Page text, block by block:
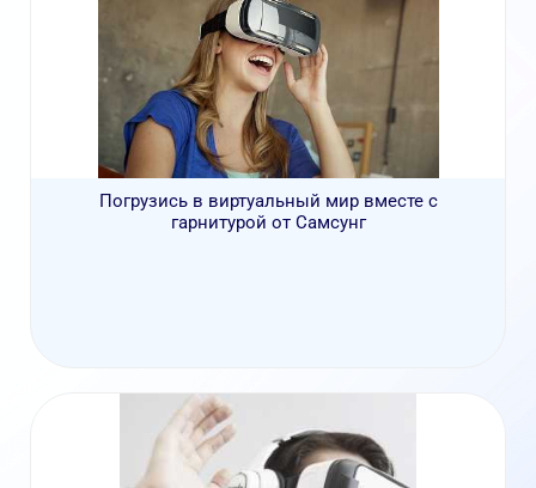
Погрузись в виртуальный мир вместе с
гарнитурой от Самсунг